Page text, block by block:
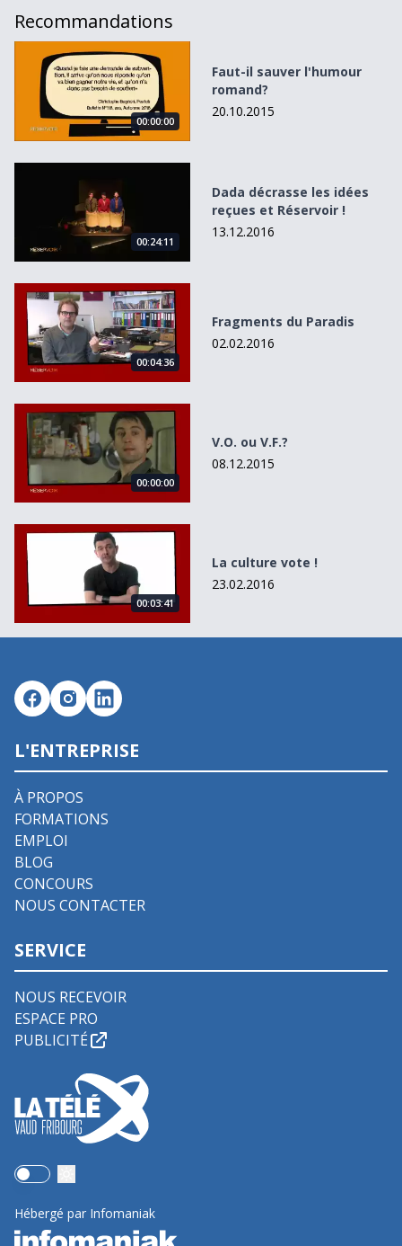
Recommandations
Faut-il sauver l&#039;humour romand?
00:00:00
Faut-il sauver l'humour
romand?
20.10.2015
00:24:11
Dada décrasse les idées
reçues et Réservoir !
13.12.2016
Fragments du Paradis
00:04:36
Fragments du Paradis
02.02.2016
V.O. ou V.F.?
00:00:00
V.O. ou V.F.?
08.12.2015
La culture vote !
00:03:41
La culture vote !
23.02.2016
L'ENTREPRISE
À PROPOS
FORMATIONS
EMPLOI
BLOG
CONCOURS
NOUS CONTACTER
SERVICE
NOUS RECEVOIR
ESPACE PRO
PUBLICITÉ
Use setting
Hébergé par Infomaniak